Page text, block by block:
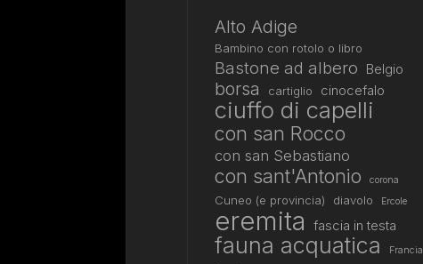
Alto Adige
Bambino con rotolo o libro
Bastone ad albero Belgio
borsa cartiglio cinocefalo
ciuffo di capelli
con san Rocco
con san Sebastiano
con sant'Antonio corona
Cuneo (e provincia) diavolo Ercole
eremita fascia in testa
fauna acquatica
Francia